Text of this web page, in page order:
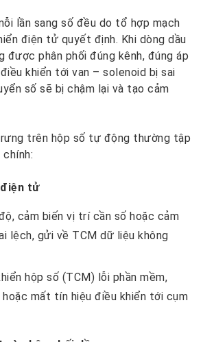
lần sang số đều do tổ hợp mạch
điện tử quyết định. Khi dòng dầu
được phân phối đúng kênh, đúng áp
khiển tới van – solenoid bị sai
số sẽ bị chậm lại và tạo cảm
trên hộp số tự động thường tập
tử
cảm biến vị trí cần số hoặc cảm
lệch, gửi về TCM dữ liệu không
hộp số (TCM) lỗi phần mềm,
hoặc mất tín hiệu điều khiển tới cụm